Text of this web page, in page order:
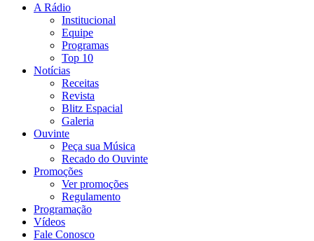
A Rádio
Institucional
Equipe
Programas
Top 10
Notícias
Receitas
Revista
Blitz Espacial
Galeria
Ouvinte
Peça sua Música
Recado do Ouvinte
Promoções
Ver promoções
Regulamento
Programação
Vídeos
Fale Conosco